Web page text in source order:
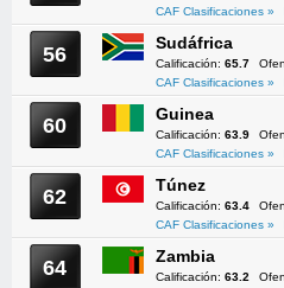
CAF Clasificaciones »
56 Sudáfrica
Calificación: 65.7
CAF Clasificaciones »
60 Guinea
Calificación: 63.9
CAF Clasificaciones »
62 Túnez
Calificación: 63.4
CAF Clasificaciones »
64 Zambia
Calificación: 63.2